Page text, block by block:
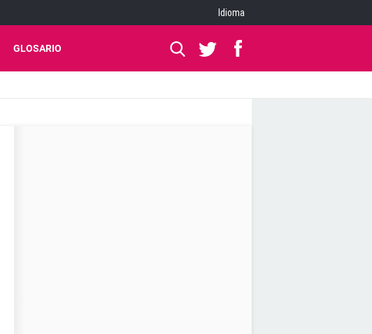
Idioma
GLOSARIO